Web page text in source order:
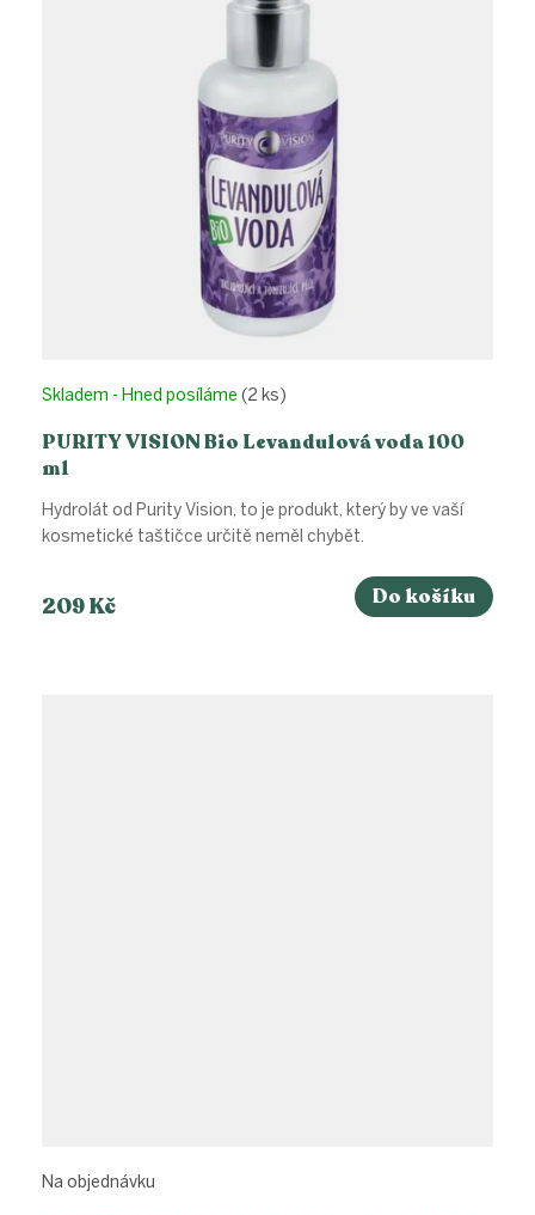
PURITY VISION Bio Levandulová voda 100
ml
Skladem - Hned posíláme (2 ks)
209 Kč Do košíku
Hydrolát od Purity Vision, to je produkt, který by ve vaší
kosmetické taštičce určitě neměl chybět.
Na objednávku